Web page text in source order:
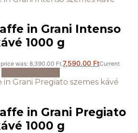
in Grani Intenso
1000 g
was: 8,390.00 Ft.7,590.00 FtCurrent
in Grani Pregiato
1000 g